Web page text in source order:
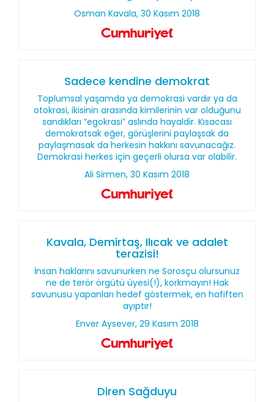
Osman Kavala, 30 Kasım 2018
Sadece kendine demokrat
Toplumsal yaşamda ya demokrasi vardır ya da
otokrasi, ikisinin arasında kimilerinin var olduğunu
sandıkları “egokrasi” aslında hayaldir. Kısacası
demokratsak eğer, görüşlerini paylaşsak da
paylaşmasak da herkesin hakkını savunacağız.
Demokrasi herkes için geçerli olursa var olabilir.
Ali Sirmen, 30 Kasım 2018
Kavala, Demirtaş, Ilıcak ve adalet
terazisi!
İnsan haklarını savunurken ne Sorosçu olursunuz
ne de terör örgütü üyesi(!), korkmayın! Hak
savunusu yapanları hedef göstermek, en hafiften
ayıptır!
Enver Aysever, 29 Kasım 2018
Diren Sağduyu